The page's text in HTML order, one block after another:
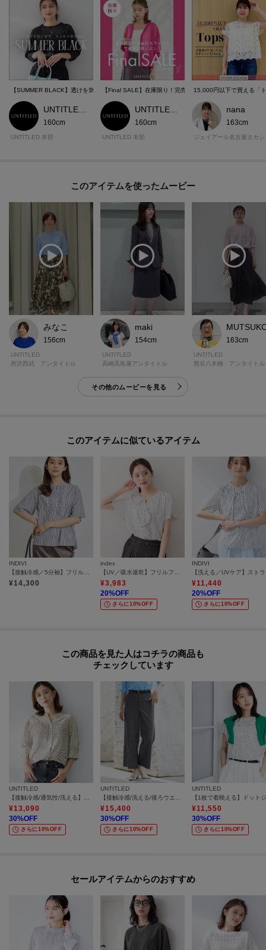
【SUMMER BLACK】透けを気にせずスッキリ細見え
160cm
UNTITLED 本部
【Final SALE】在庫限り！完売間近のお値打ちアイテム
160cm
UNTITLED 本部
15,000円以下で買える「
nana
163cm
このアイテムを使ったムービー
みなこ
156cm
UNTITLED
所沢西武 アンタイトル
maki
154cm
UNTITLED
高崎高島屋アンタイトル
163cm
UNTITLED
熊谷八木橋 アンタイトル
その他のムービーを見る
このアイテムに似ているアイテム
INDIVI
¥14,300
index
¥3,983
20%OFF
さらに10%OFF
INDIVI
¥11,440
20%OFF
さらに10%OFF
この商品を見た人はコチラの商品も
チェックしています
UNTITLED
¥13,090
30%OFF
さらに10%OFF
UNTITLED
¥15,400
30%OFF
さらに10%OFF
UNTITLED
¥11,550
30%OFF
さらに10%OFF
セールアイテムからのおすすめ